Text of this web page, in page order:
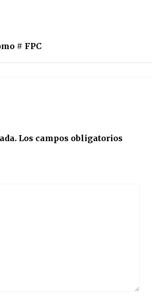
# FPC
Los campos obligatorios